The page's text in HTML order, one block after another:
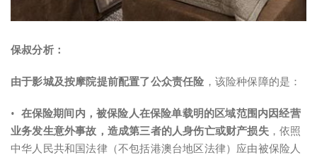
保叔分析：
由于影城及按摩院提前配置了公众责任险 ，该险种保障的是：
• 在保险期间内，被保险人在保险单载明的区域范围内因经营
业务发生意外事故，造成第三者的人身伤亡或财产损失，依照
中华人民共和国法律（不包括港澳台地区法律）应由被保险人